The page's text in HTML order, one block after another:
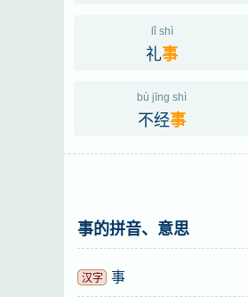
lǐ shì
礼事
bù jīng shì
不经事
事的拼音、意思
汉字 事